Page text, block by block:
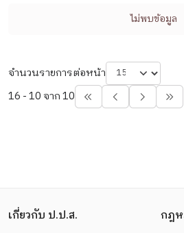
ไม่พบข้อมูล
จำนวนรายการต่อหน้า
16 - 10 จาก 10
เกี่ยวกับ ป.ป.ส. กฎ